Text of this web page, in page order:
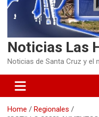
Noticias Las
Noticias de Santa Cruz y el
Home
Regionales